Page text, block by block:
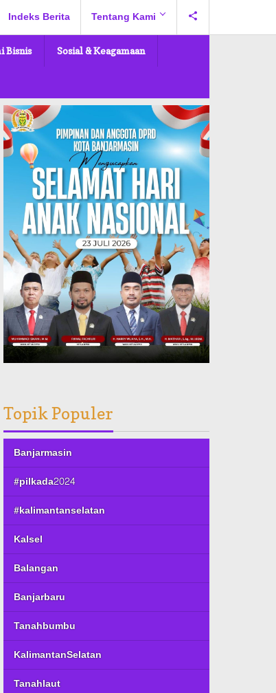
Indeks Berita Tentang Kami
Bisnis Sosial & Keagamaan
Topik Populer
Banjarmasin
#pilkada2024
#kalimantanselatan
Kalsel
Balangan
Banjarbaru
Tanahbumbu
KalimantanSelatan
Tanahlaut